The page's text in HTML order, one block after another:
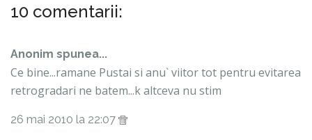
10 comentarii:
Anonim spunea...
Ce bine...ramane Pustai si anu` viitor tot pentru evitarea
retrogradari ne batem...k altceva nu stim
26 mai 2010 la 22:07